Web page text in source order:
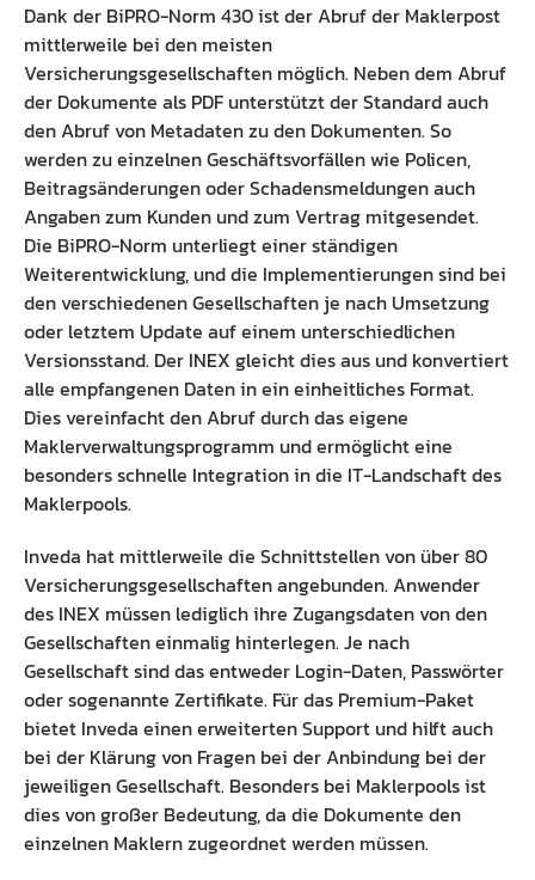
Presse
Kontakt
Datenschutz
Dank der BiPRO-Norm 430 ist der Abruf der Maklerpost
mittlerweile bei den meisten
Versicherungsgesellschaften möglich. Neben dem Abruf
der Dokumente als PDF unterstützt der Standard auch
den Abruf von Metadaten zu den Dokumenten. So
werden zu einzelnen Geschäftsvorfällen wie Policen,
Beitragsänderungen oder Schadensmeldungen auch
Angaben zum Kunden und zum Vertrag mitgesendet.
Die BiPRO-Norm unterliegt einer ständigen
Weiterentwicklung, und die Implementierungen sind bei
den verschiedenen Gesellschaften je nach Umsetzung
oder letztem Update auf einem unterschiedlichen
Versionsstand. Der INEX gleicht dies aus und konvertiert
alle empfangenen Daten in ein einheitliches Format.
Dies vereinfacht den Abruf durch das eigene
Maklerverwaltungsprogramm und ermöglicht eine
besonders schnelle Integration in die IT-Landschaft des
Maklerpools.
Inveda hat mittlerweile die Schnittstellen von über 80
Versicherungsgesellschaften angebunden. Anwender
des INEX müssen lediglich ihre Zugangsdaten von den
Gesellschaften einmalig hinterlegen. Je nach
Gesellschaft sind das entweder Login-Daten, Passwörter
oder sogenannte Zertifikate. Für das Premium-Paket
bietet Inveda einen erweiterten Support und hilft auch
bei der Klärung von Fragen bei der Anbindung bei der
jeweiligen Gesellschaft. Besonders bei Maklerpools ist
dies von großer Bedeutung, da die Dokumente den
einzelnen Maklern zugeordnet werden müssen.